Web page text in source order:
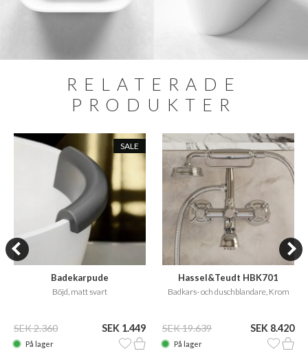
RELATERADE
PRODUKTER
SALE
Badekarpude
Böjd, matt svart
SEK 2.360 SEK 1.449
På lager
Hassel&Teudt HBK701
Badkars- och duschblandare, Krom
SEK 19.639 SEK 8.420
På lager